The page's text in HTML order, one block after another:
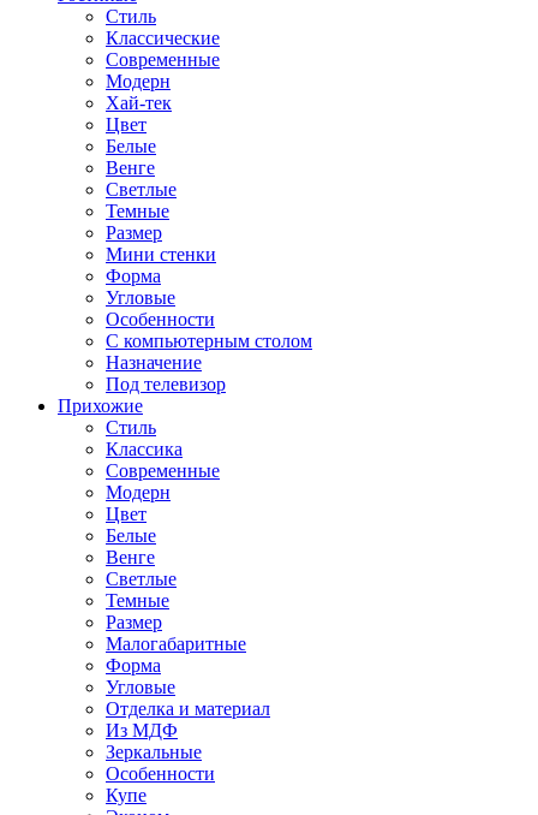
Стиль
Классические
Современные
Модерн
Хай-тек
Цвет
Белые
Венге
Светлые
Темные
Размер
Мини стенки
Форма
Угловые
Особенности
С компьютерным столом
Назначение
Под телевизор
Прихожие
Стиль
Классика
Современные
Модерн
Цвет
Белые
Венге
Светлые
Темные
Размер
Малогабаритные
Форма
Угловые
Отделка и материал
Из МДФ
Зеркальные
Особенности
Купе